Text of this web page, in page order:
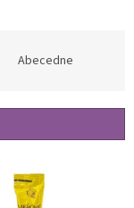
Abecedne